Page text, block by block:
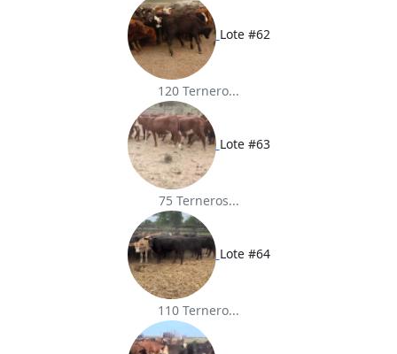
Lote #62
120 Ternero...
Lote #63
75 Terneros...
Lote #64
110 Ternero...